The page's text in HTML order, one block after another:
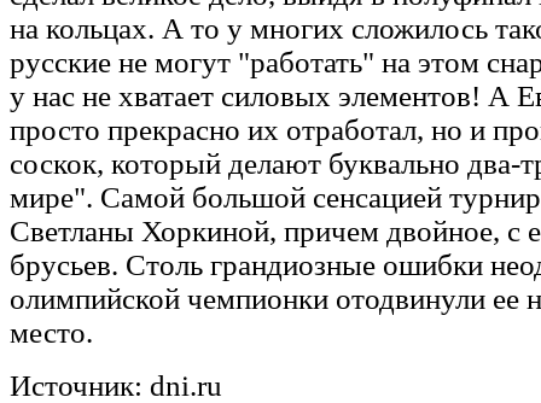
на кольцах. А то у многих сложилось
русские не могут "работать" на этом
у нас не хватает силовых элементов! А
просто прекрасно их отработал, но и
соскок, который делают буквально два-
мире". Самой большой сенсацией
Светланы Хоркиной, причем двойное, с
брусьев. Столь грандиозные ошибки
олимпийской чемпионки отодвинули ее
место.
Источник: dni.ru